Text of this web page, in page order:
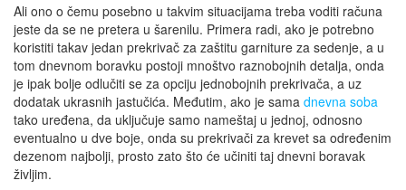
Ali ono o čemu posebno u takvim situacijama treba voditi računa
jeste da se ne pretera u šarenilu. Primera radi, ako je potrebno
koristiti takav jedan prekrivač za zaštitu garniture za sedenje, a u
tom dnevnom boravku postoji mnoštvo raznobojnih detalja, onda
je ipak bolje odlučiti se za opciju jednobojnih prekrivača, a uz
dodatak ukrasnih jastučića. Međutim, ako je sama dnevna soba
tako uređena, da uključuje samo nameštaj u jednoj, odnosno
eventualno u dve boje, onda su prekrivači za krevet sa određenim
dezenom najbolji, prosto zato što će učiniti taj dnevni boravak
življim.